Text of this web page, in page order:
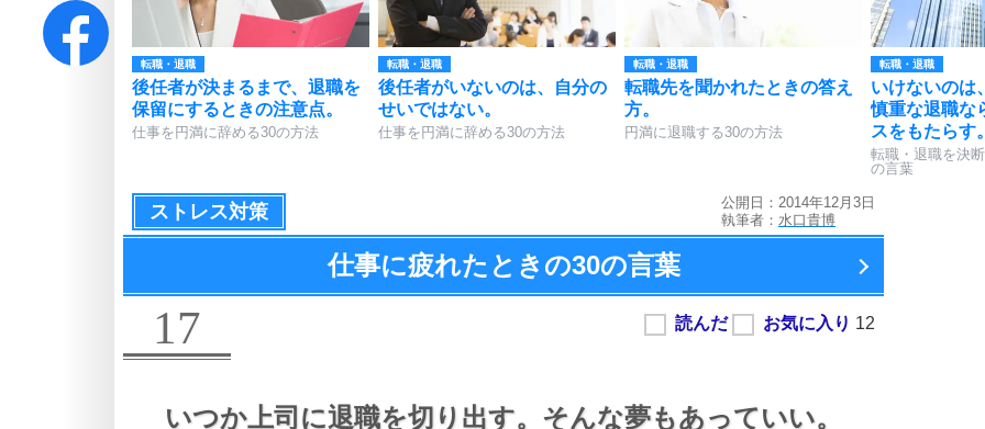
転職・退職
後任者が決まるまで、退職を
保留にするときの注意点。
仕事を円満に辞める30の方法
転職・退職
後任者がいないのは、自分の
せいではない。
仕事を円満に辞める30の方法
転職・退職
転職先を聞かれたときの答え
方。
円満に退職する30の方法
転職・退職
いけないのは
慎重な退職な
スをもたらす。
転職・退職を決
の言葉
ストレス対策
公開日：2014年12月3日
執筆者： 水口貴博
仕事に疲れたときの30の言葉
17
いつか上司に退職を切り出す。 そんな夢もあっていい。